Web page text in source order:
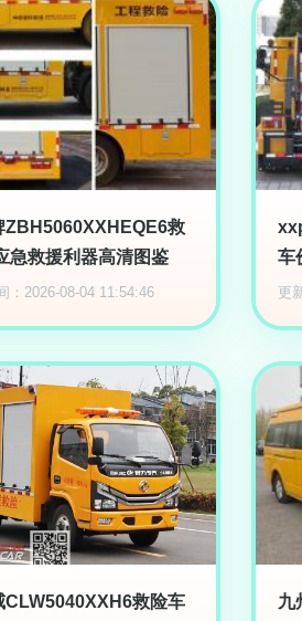
ZBH5060XXHEQE6救
急救援利器高清图鉴
：2026-08-04 11:54:46
车
更
CLW5040XXH6救险车
九